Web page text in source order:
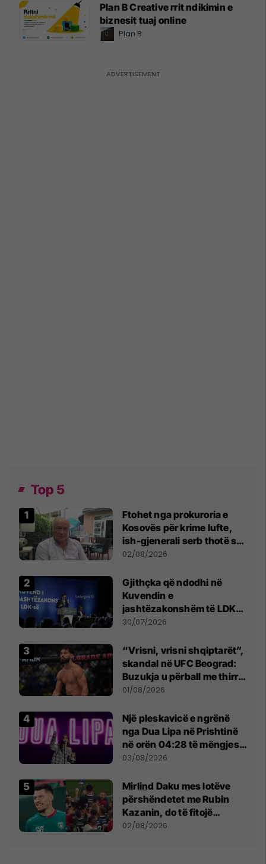
Plan B Creative rrit ndikimin e
biznesit tuaj online
Plan B
Top 5
Ftohet nga prokuroria e
Kosovës për krime lufte,
ish-gjenerali serb thotë se
dikush e tradhtoi në
02/08/2026
Gjithçka që ndodhi në
Kuvendin e
jashtëzakonshëm të LDK-
së
30/07/2026
“Vrisni, vrisni shqiptarët”,
skandal në UFC Beograd:
Buzukja u përball me thirrje
anti-shqiptare nga
01/08/2026
Një pleskavicë e ngrënë
nga Dua Lipa në Prishtinë
në orën 04:28 të mëngjesit
- dhe bota digjitale serbe
03/08/2026
Mirlind Daku mes lotëve
përshëndetet me Rubin
Kazanin, do të fitojë
miliona te Spartak Moska
02/08/2026